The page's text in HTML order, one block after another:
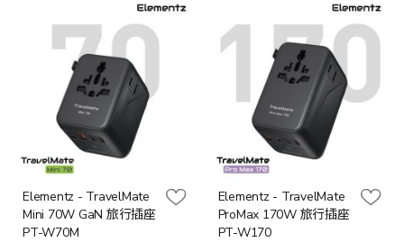
Elementz - TravelMate
Mini 70W GaN 旅行插座
PT-W70M
Elementz - TravelMate
ProMax 170W 旅行插座
PT-W170